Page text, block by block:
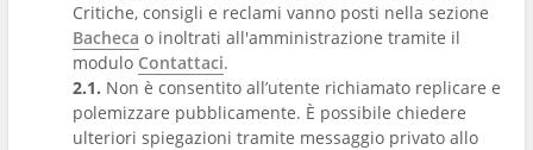
Critiche, consigli e reclami vanno posti nella sezione
Bacheca o inoltrati all'amministrazione tramite il
modulo Contattaci.
2.1. Non è consentito all’utente richiamato replicare e
polemizzare pubblicamente. È possibile chiedere
ulteriori spiegazioni tramite messaggio privato allo